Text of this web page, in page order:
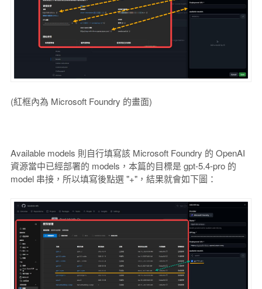
(紅框內為 Microsoft Foundry 的畫面)
Available models 則自行填寫該 Microsoft Foundry 的 OpenAI
資源當中已經部署的 models，本篇的目標是 gpt-5.4-pro 的
model 串接，所以填寫後點選 "+"，結果就會如下圖：